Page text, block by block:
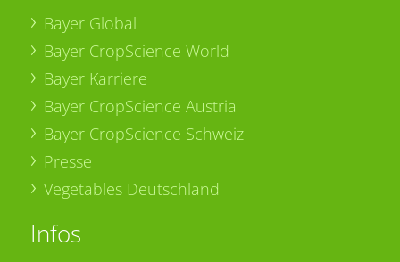
Bayer Global
Bayer CropScience World
Bayer Karriere
Bayer CropScience Austria
Bayer CropScience Schweiz
Presse
Vegetables Deutschland
Infos